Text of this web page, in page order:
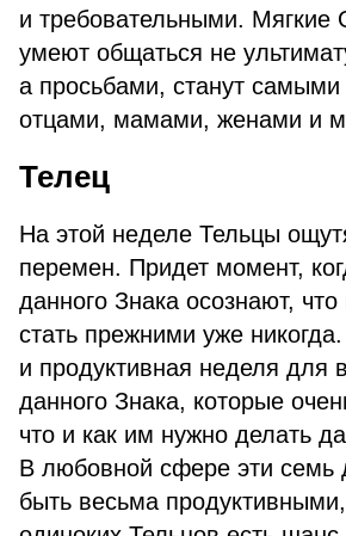
и требовательными. Мягкие
умеют общаться не
а просьбами, станут
отцами, мамами, женами и
Телец
На этой неделе Тельцы
перемен. Придет момент,
данного Знака осознают, что
стать прежними уже
и продуктивная неделя для
данного Знака, которые
что и как им нужно делать
В любовной сфере эти семь
быть весьма